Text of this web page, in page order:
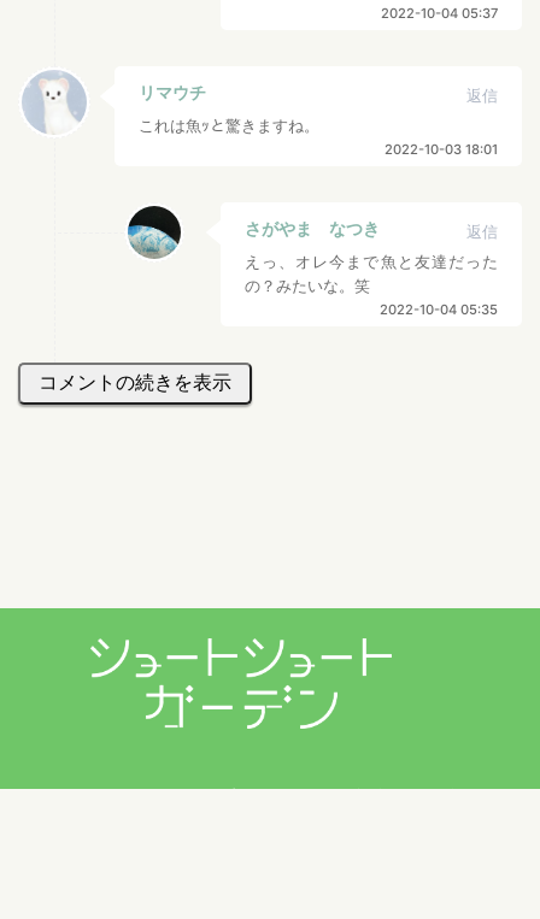
2022-10-04 05:37
リマウチ
返信
これは魚ｯと驚きますね。
2022-10-03 18:01
さがやま なつき
返信
えっ、オレ今まで魚と友達だった
の？みたいな。笑
2022-10-04 05:35
コメントの続きを表示
プライバシーポリシー 利用規約 お問い合わせ